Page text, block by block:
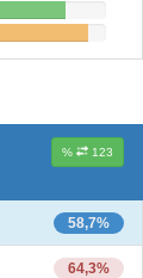
% 123
58,7%
64,3%